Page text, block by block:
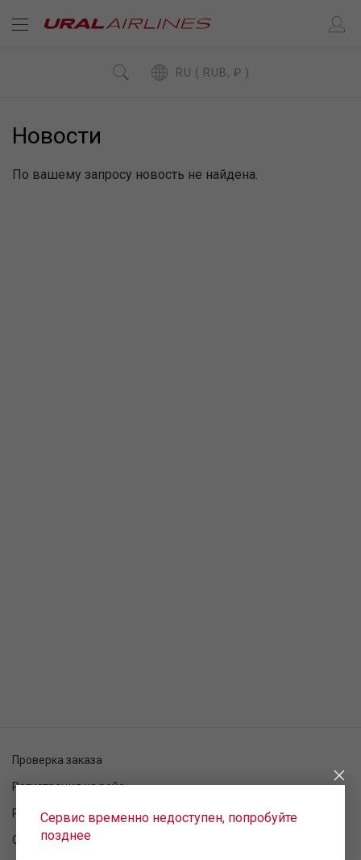
RU ( RUB, ₽ )
Новости
По вашему запросу новость не найдена.
Сервис временно недоступен, попробуйте
позднее
Проверка заказа
Регистрация на рейс
Расписание рейсов
Статус рейса